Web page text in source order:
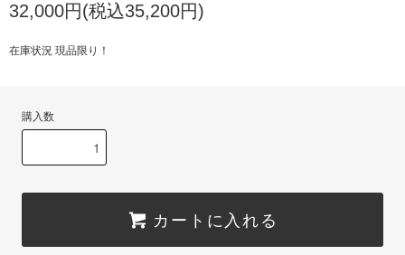
32,000円(税込35,200円)
在庫状況 現品限り！
購入数
カートに入れる